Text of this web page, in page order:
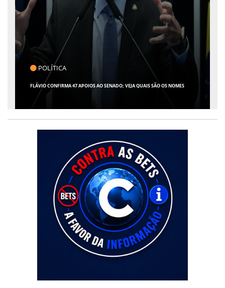
CLICK INDICA
GIRO POR SERGIPE, BRASIL E MUNDO - 07 DE AGOSTO DE 2026